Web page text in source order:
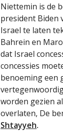
Niettemin is de
president Biden
Israel te laten
Bahrein en
dat Israel
concessies
benoeming een
worden gezien
overlaten, De
Shtayyeh.